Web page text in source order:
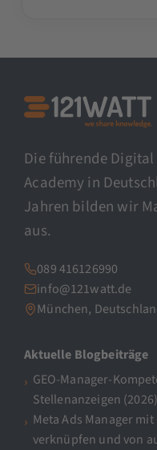
Die führende
Academy in
Jahren bilden wir
aus.
089 416126990
info@121watt.de
München,
Aktuelle Blogbeiträge
GEO-Manager-
Stellenanzeigen (2026)
Meta Ads Manager
verknüpfen und von